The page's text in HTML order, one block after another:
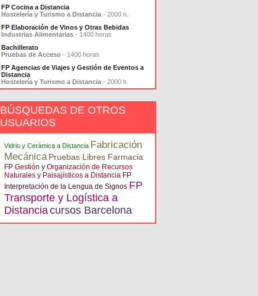
FP Cocina a Distancia
Hostelería y Turismo a Distancia - 2000 h.
FP Elaboración de Vinos y Otras Bebidas
Industrias Alimentarias - 1400 horas
Bachillerato
Pruebas de Acceso - 1400 horas
FP Agencias de Viajes y Gestión de Eventos a
Distancia
Hostelería y Turismo a Distancia - 2000 h.
BÚSQUEDAS DE OTROS
USUARIOS
Vidrio y Cerámica a Distancia Fabricación
Mecánica Pruebas Libres Farmacia
FP Gestión y Organización de Recursos
Naturales y Paisajísticos a Distancia FP
Interpretación de la Lengua de Signos FP
Transporte y Logística a
Distanciacursos Barcelona